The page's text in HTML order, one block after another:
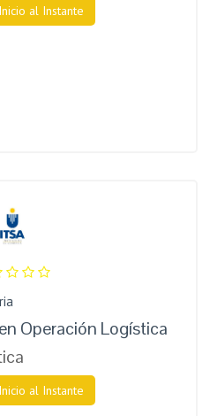
al Instante
Operación Logística
al Instante